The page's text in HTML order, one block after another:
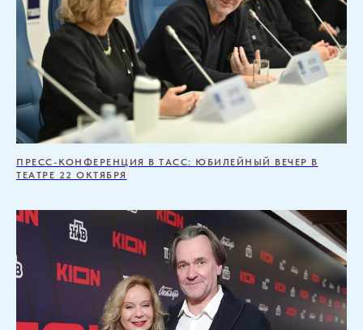
ПРЕСС-КОНФЕРЕНЦИЯ В ТАСС: ЮБИЛЕЙНЫЙ ВЕЧЕР В
ТЕАТРЕ 22 ОКТЯБРЯ